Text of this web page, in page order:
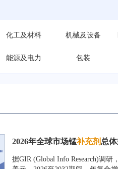
化工及材料 机械及设备
能源及电力 包装
2026年全球市场锰补充剂 总
据GIR (Global Info Research)调